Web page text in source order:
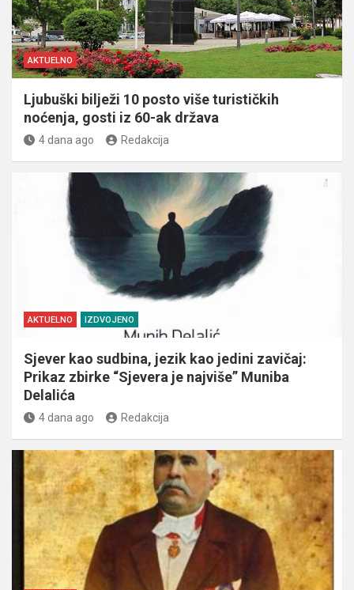
AKTUELNO
Ljubuški bilježi 10 posto više turističkih
noćenja, gosti iz 60-ak država
4 dana ago Redakcija
AKTUELNO IZDVOJENO
Sjever kao sudbina, jezik kao jedini zavičaj:
Prikaz zbirke “Sjevera je najviše” Muniba
Delalića
4 dana ago Redakcija